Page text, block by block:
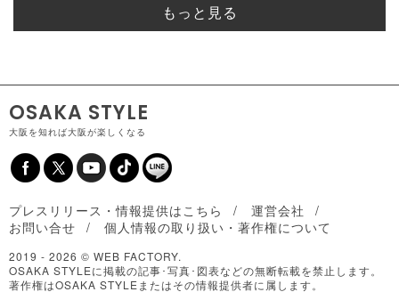
もっと見る
OSAKA STYLE
大阪を知れば大阪が楽しくなる
プレスリリース・情報提供はこちら
運営会社
お問い合せ
個人情報の取り扱い・著作権について
2019 - 2026 © WEB FACTORY.
OSAKA STYLEに掲載の記事･写真･図表などの無断転載を禁止します。
著作権はOSAKA STYLEまたはその情報提供者に属します。